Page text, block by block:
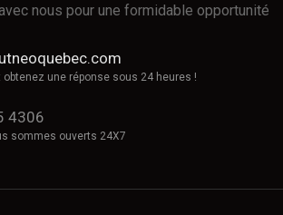
nous pour une formidable opportunité
obtenez une réponse sous 24 heures !
4306
sommes ouverts 24X7